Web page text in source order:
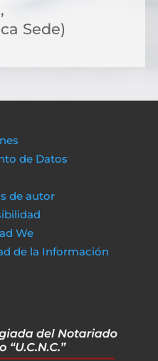
Sede)
de Datos
de autor
We
de la Información